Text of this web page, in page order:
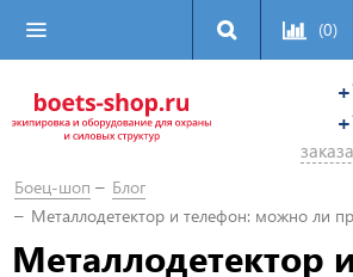
(0)
Боец-шоп
Блог
Металлодетектор и телефон: можно ли
Металлодетектор и